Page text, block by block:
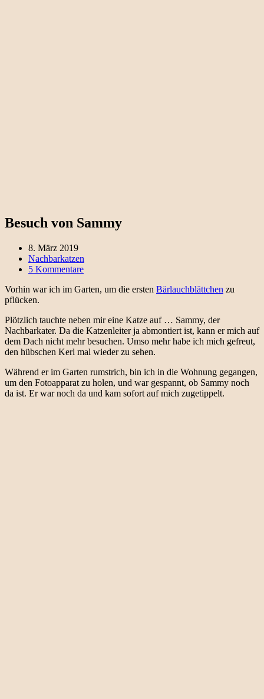
Besuch von Sammy
8. März 2019
Nachbarkatzen
5 Kommentare
Vorhin war ich im Garten, um die ersten Bärlauchblättchen zu
pflücken.
Plötzlich tauchte neben mir eine Katze auf … Sammy, der
Nachbarkater. Da die Katzenleiter ja abmontiert ist, kann er mich auf
dem Dach nicht mehr besuchen. Umso mehr habe ich mich gefreut,
den hübschen Kerl mal wieder zu sehen.
Während er im Garten rumstrich, bin ich in die Wohnung gegangen,
um den Fotoapparat zu holen, und war gespannt, ob Sammy noch
da ist. Er war noch da und kam sofort auf mich zugetippelt.